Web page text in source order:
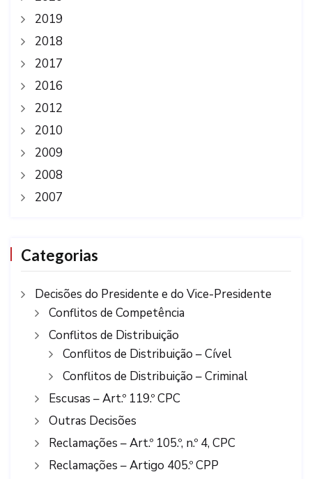
2019
2018
2017
2016
2012
2010
2009
2008
2007
Categorias
Decisões do Presidente e do Vice-Presidente
Conflitos de Competência
Conflitos de Distribuição
Conflitos de Distribuição – Cível
Conflitos de Distribuição – Criminal
Escusas – Art.º 119.º CPC
Outras Decisões
Reclamações – Art.º 105.º, n.º 4, CPC
Reclamações – Artigo 405.º CPP